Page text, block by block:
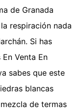
de Granada
respiración nada
Si has
Venta En
sabes que este
blancas
de termas